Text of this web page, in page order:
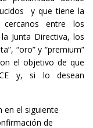
y que tiene la
entre los
Junta Directiva, los
“oro” y “premium”
el objetivo de que
y, si lo desean
en el siguiente
de